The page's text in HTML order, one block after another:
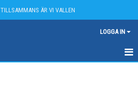
TILLSAMMANS ÄR VI VALLEN
LOGGA IN